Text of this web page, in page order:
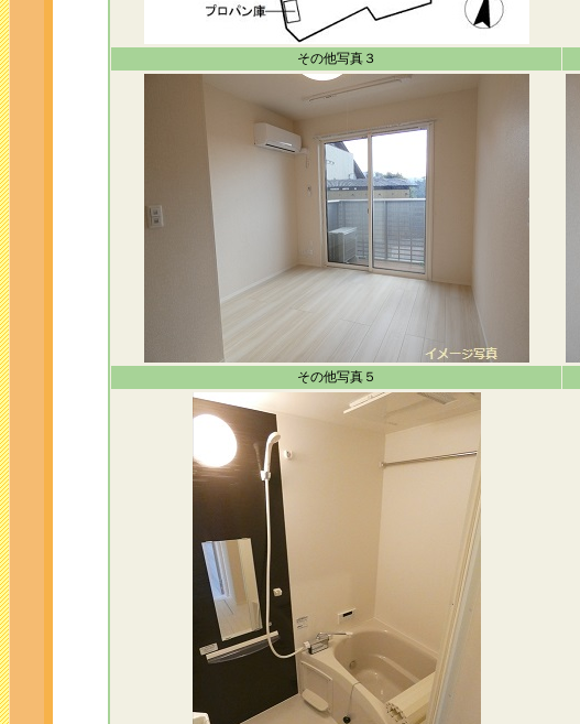
その他写真３
その他写真５